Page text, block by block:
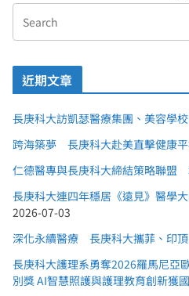
近期文章
長庚科大訪凱瑟醫療集團、美容學
跨海築夢 長庚科大赴美直擊健康
仁德醫專與長庚科大締結策略聯盟
長庚科大連四年穩居《遠見》醫學
2026-07-03
深化永續醫療 長庚科大攜菲、印
長庚科大護理系勇奪2026羅馬尼亞
別獎 AI智慧照護與護理教育創新獲